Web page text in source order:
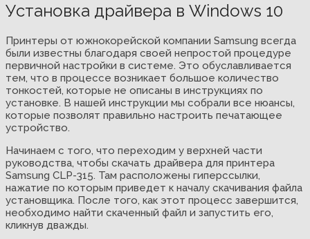
Установка драйвера в Windows 10
Принтеры от южнокорейской компании Samsung всегда
были известны благодаря своей непростой процедуре
первичной настройки в системе. Это обуславливается
тем, что в процессе возникает большое количество
тонкостей, которые не описаны в инструкциях по
установке. В нашей инструкции мы собрали все нюансы,
которые позволят правильно настроить печатающее
устройство.
Начинаем с того, что переходим у верхней части
руководства, чтобы скачать драйвера для принтера
Samsung CLP-315. Там расположены гиперссылки,
нажатие по которым приведет к началу скачивания файла
установщика. После того, как этот процесс завершится,
необходимо найти скаченный файл и запустить его,
кликнув дважды.